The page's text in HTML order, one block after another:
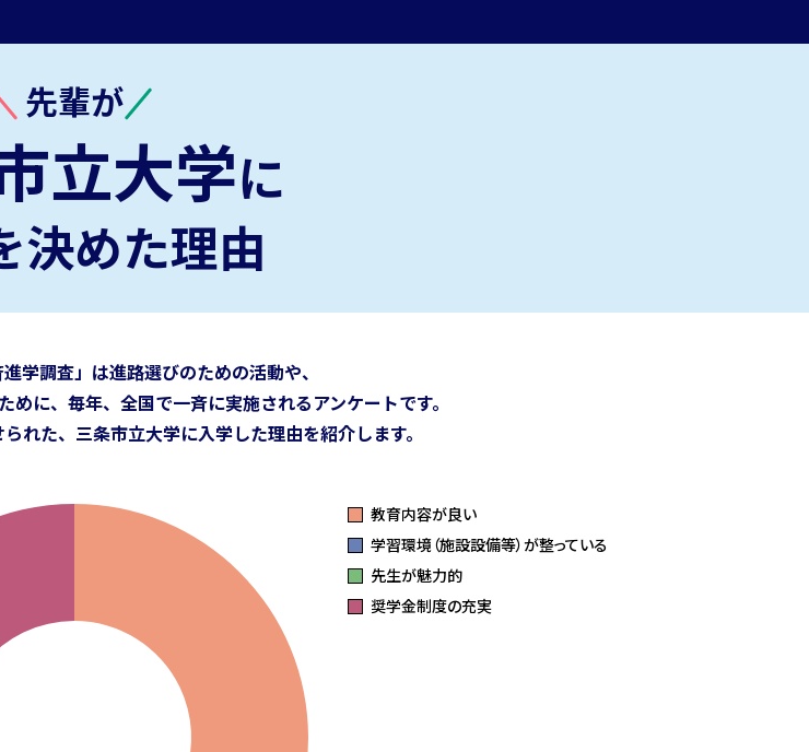
先輩が
立大学に
決めた理由
学調査」は進路選びのための活動や、
めに、 毎年、全国で一斉に実施されるアンケートです。
れた、 三条市立大学に入学した理由を紹介します。
教育内容が良い
学習環境（施設設備等）が整っている
先生が魅力的
奨学金制度の充実